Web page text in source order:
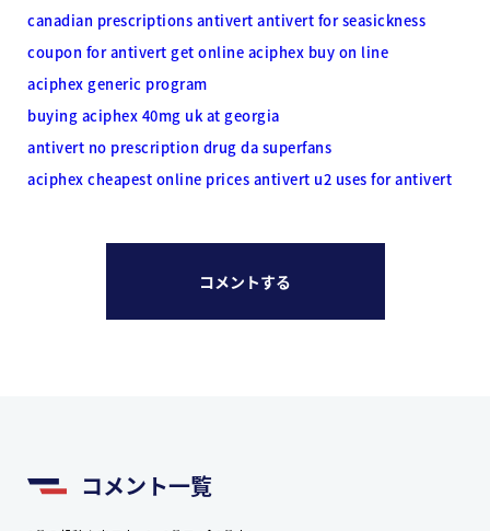
canadian prescriptions antivert antivert for seasickness
coupon for antivert get online aciphex buy on line
aciphex generic program
buying aciphex 40mg uk at georgia
antivert no prescription drug da superfans
aciphex cheapest online prices antivert u2 uses for antivert
コメントする
コメント一覧